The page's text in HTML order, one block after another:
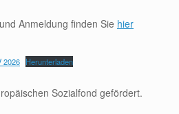
Anmeldung finden Sie hier
2026 Herunterladen
Sozialfond gefördert.